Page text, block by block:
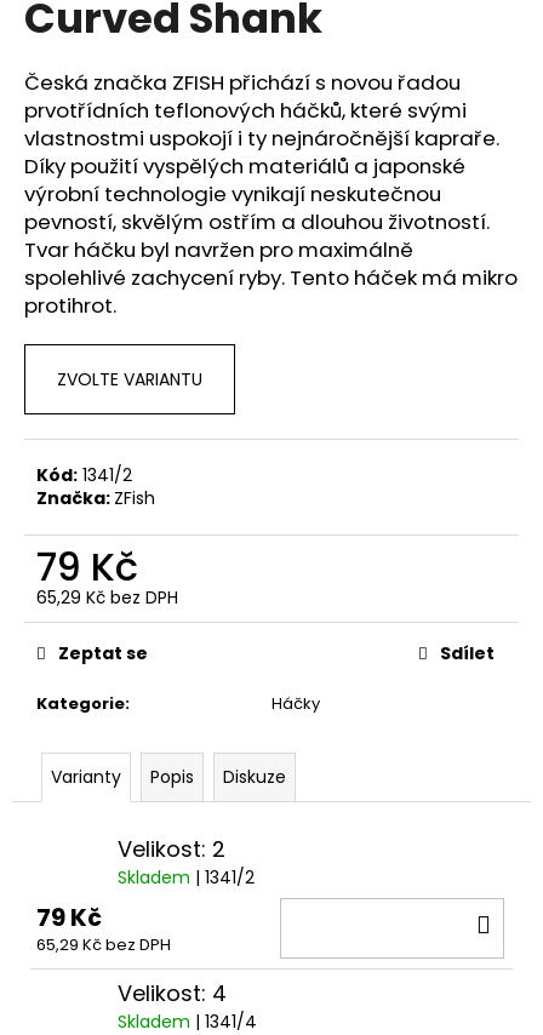
Curved Shank
Česká značka ZFISH přichází s novou řadou
prvotřídních teflonových háčků, které svými
vlastnostmi uspokojí i ty nejnáročnější kapraře.
Díky použití vyspělých materiálů a japonské
výrobní technologie vynikají neskutečnou
pevností, skvělým ostřím a dlouhou životností.
Tvar háčku byl navržen pro maximálně
spolehlivé zachycení ryby. Tento háček má mikro
protihrot.
ZVOLTE VARIANTU
Kód: 1341/2
Značka: ZFish
79 Kč
65,29 Kč bez DPH
Měrná
cena:
Kategorie: Háčky
Zeptat se Sdílet
Varianty Popis Diskuze
Velikost: 2
Skladem | 1341/2
79 Kč
65,29 Kč bez DPH
Velikost: 4
Skladem | 1341/4
a
j
í
t
?
HLEDAT
o
p
o
č
e
m
KRMÍTKO
PRUŽINKA